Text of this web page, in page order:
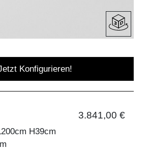
Konfigurieren!
3.841,00 €
H39cm